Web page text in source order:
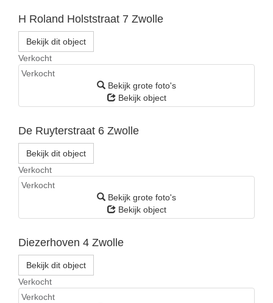
H Roland Holststraat 7 Zwolle
Bekijk dit object
Verkocht
Verkocht
Bekijk grote foto's
Bekijk object
De Ruyterstraat 6 Zwolle
Bekijk dit object
Verkocht
Verkocht
Bekijk grote foto's
Bekijk object
Diezerhoven 4 Zwolle
Bekijk dit object
Verkocht
Verkocht